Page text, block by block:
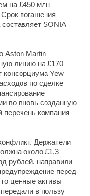
на £450 млн
погашения
составляет SONIA
Aston Martin
линию на £170
Yew
по сделке
во вновь созданную
перечень компания
Держатели
около £1,3
рублей, направили
перед
ценные активы
в пользу